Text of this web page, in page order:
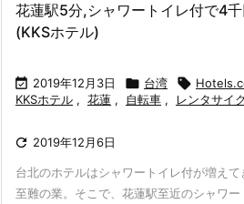
花蓮駅5分,シャワートイレ付で4
(KKSホテル)
 2019年12月3日  台湾 
KKSホテル , 花蓮 , 自転車 , レンタサイ
 2019年12月6日
台北のホテルはシャワートイレ付が増え
至難の業。そこで、花蓮駅至近のシャワ